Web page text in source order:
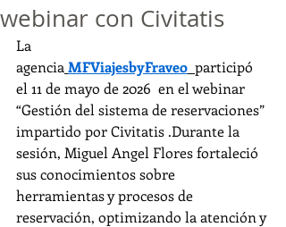
webinar con Civitatis
La
agencia MFViajesbyFraveo participó
el 11 de mayo de 2026  en el webinar
“Gestión del sistema de reservaciones”
impartido por Civitatis .Durante la
sesión, Miguel Angel Flores fortaleció
sus conocimientos sobre
herramientas y procesos de
reservación, optimizando la atención y